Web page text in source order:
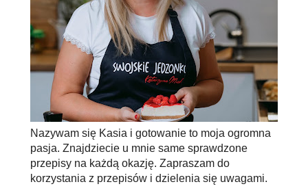
Nazywam się Kasia i gotowanie to moja ogromna
pasja. Znajdziecie u mnie same sprawdzone
przepisy na każdą okazję. Zapraszam do
korzystania z przepisów i dzielenia się uwagami.